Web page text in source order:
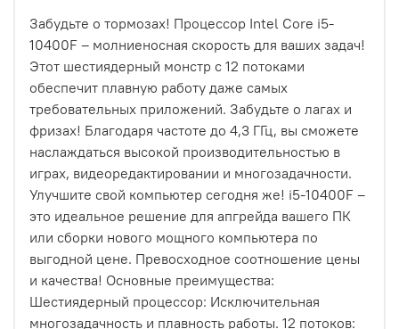
Забудьте о тормозах! Процессор Intel Core i5-
10400F – молниеносная скорость для ваших задач!
Этот шестиядерный монстр с 12 потоками
обеспечит плавную работу даже самых
требовательных приложений. Забудьте о лагах и
фризах! Благодаря частоте до 4,3 ГГц, вы сможете
наслаждаться высокой производительностью в
играх, видеоредактировании и многозадачности.
Улучшите свой компьютер сегодня же! i5-10400F –
это идеальное решение для апгрейда вашего ПК
или сборки нового мощного компьютера по
выгодной цене. Превосходное соотношение цены
и качества! Основные преимущества:
Шестиядерный процессор: Исключительная
многозадачность и плавность работы. 12 потоков: